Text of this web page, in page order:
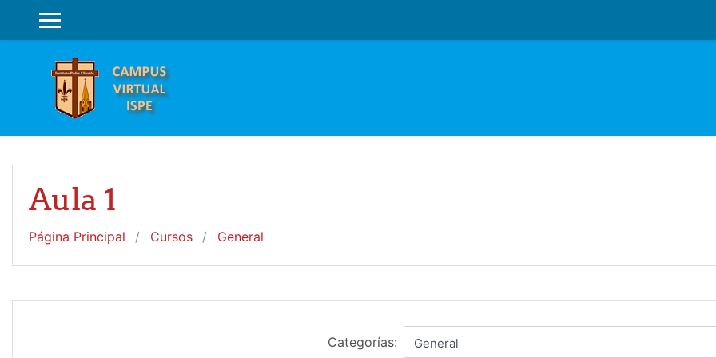
PANEL LATERAL
Aula 1
Página Principal Cursos General
Categorías: